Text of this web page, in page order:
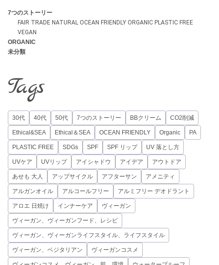
7つのストーリー
FAIR TRADE NATURAL OCEAN FRIENDLY ORGANIC PLASTIC FREE
VEGAN
ORGANIC
未分類
Tags
30代 40代 50代 7つのストーリー BBクリーム CO2削減
Ethical&SEA Ethical＆SEA OCEAN FRIENDLY Organic PA
PLASTIC FREE SDGs SPF SPF リップ UV 落とし方
UVケア UVリップ アイシャドウ アイデア アウトドア
あせも 大人 アップサイクル アフターサン アメニティ
アルガンオイル アルコールフリー アルミフリー デオドラント
アロエ 日焼け インナーケア ヴィーガン
ヴィーガン、ヴィーガンフード、レシピ
ヴィーガン、ヴィーガンライフスタイル、ライフスタイル
ヴィーガン、ベジタリアン ヴィーガンコスメ